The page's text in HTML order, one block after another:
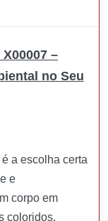
–
no Seu
a escolha certa
e
corpo em
coloridos,